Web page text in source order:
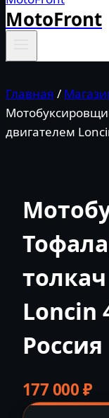
MotoFront
Главная /
двигателем
Loncin
Россия
177 000₽